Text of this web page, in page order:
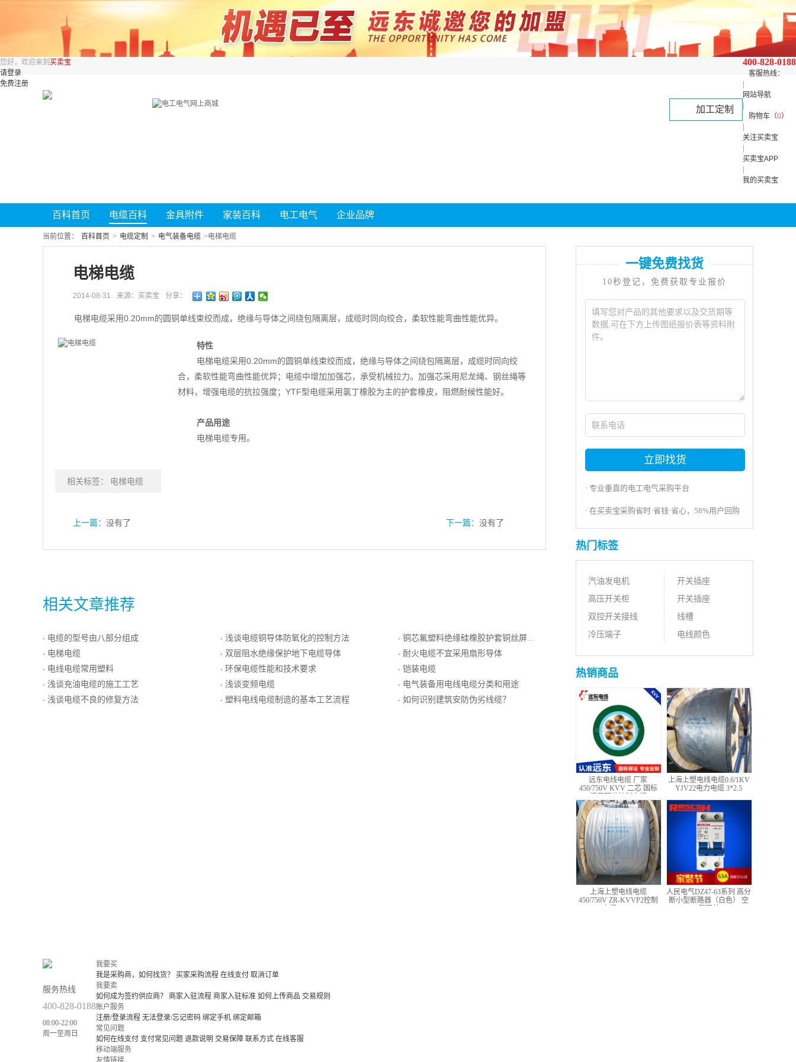
400-828-0188
客服热线：
网站导航
购物车（0）
关注买卖宝
买卖宝APP
我的买卖宝
您好，欢迎来到 买卖宝
请登录
免费注册
加工定制
百科首页 电缆百科 金具附件 家装百科 电工电气 企业品牌
当前位置： 百科首页 > 电缆定制 > 电气装备电缆 >电梯电缆
电梯电缆
2014-08-31 来源：买卖宝 分享：
电梯电缆采用0.20mm的圆铜单线束绞而成，绝缘与导体之间绕包隔离层，成缆时同向绞合，柔软性能弯曲性能优异。
特性
电梯电缆采用0.20mm的圆铜单线束绞而成，绝缘与导体之间绕包隔离层，成缆时同向绞
合，柔软性能弯曲性能优异；电缆中增加加强芯，承受机械拉力。加强芯采用尼龙绳、钢丝绳等
材料，增强电缆的抗拉强度；YTF型电缆采用氯丁橡胶为主的护套橡皮，阻燃耐候性能好。
产品用途
电梯电缆专用。
相关标签： 电梯电缆
上一篇： 没有了 下一篇： 没有了
相关文章推荐
· 电缆的型号由八部分组成
· 电梯电缆
· 电线电缆常用塑料
· 浅谈充油电缆的施工工艺
· 浅谈电缆不良的修复方法
· 浅谈电缆铜导体防氧化的控制方法
· 双层阻水绝缘保护地下电缆导体
· 环保电缆性能和技术要求
· 浅谈变频电缆
· 塑料电线电缆制造的基本工艺流程
· 铜芯氟塑料绝缘硅橡胶护套铜丝屏蔽控制电缆
· 耐火电缆不宜采用扇形导体
· 铠装电缆
· 电气装备用电线电缆分类和用途
· 如何识别建筑安防伪劣线缆？
一键免费找货
10秒登记，免费获取专业报价
立即找货
· 专业垂直的电工电气采购平台
· 在买卖宝采购省时·省钱·省心，58%用户回购
热门标签
汽油发电机
高压开关柜
双控开关接线
冷压端子
开关插座
开关插座
线槽
电线颜色
热销商品
远东电线电缆 厂家
450/750V KVV 二芯 国标
上海上塑电线电缆0.6/1KV
YJV22电力电缆 3*2.5
上海上塑电线电缆
450/750V ZR-KVVP2控制
人民电气DZ47-63系列 高分
断小型断路器（白色） 空
服务热线
400-828-0188
08:00-22:00
周一至周日
我要买
我是采购商，如何找货？
买家采购流程 在线支付 取消订单
我要卖
如何成为签约供应商？
商家入驻流程 商家入驻标准 如何上传商品 交易规则
账户服务
注册/登录流程 无法登录/忘记密码 绑定手机 绑定邮箱
常见问题
如何在线支付 支付常见问题 退款说明 交易保障 联系方式 在线客服
移动端服务
友情链接